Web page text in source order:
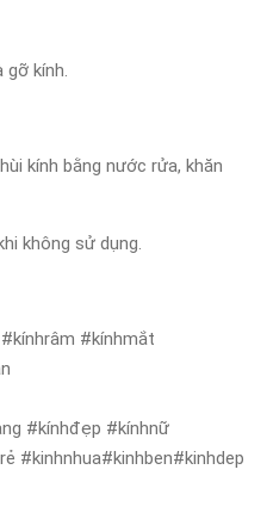
kính.
kính bằng nước rửa, khăn
không sử dụng.
#kínhmắt
#kínhđẹp #kínhnữ
#kinhnhua#kinhben#kinhdep